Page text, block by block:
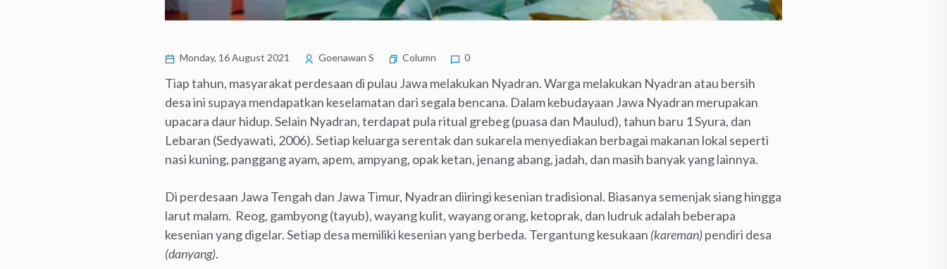
Monday, 16 August 2021 Goenawan S Column 0
Tiap tahun, masyarakat perdesaan di pulau Jawa melakukan Nyadran. Warga melakukan Nyadran atau bersih
desa ini supaya mendapatkan keselamatan dari segala bencana. Dalam kebudayaan Jawa Nyadran merupakan
upacara daur hidup. Selain Nyadran, terdapat pula ritual grebeg (puasa dan Maulud), tahun baru 1 Syura, dan
Lebaran (Sedyawati, 2006). Setiap keluarga serentak dan sukarela menyediakan berbagai makanan lokal seperti
nasi kuning, panggang ayam, apem, ampyang, opak ketan, jenang abang, jadah, dan masih banyak yang lainnya.
Di perdesaan Jawa Tengah dan Jawa Timur, Nyadran diiringi kesenian tradisional. Biasanya semenjak siang hingga
larut malam. Reog, gambyong (tayub), wayang kulit, wayang orang, ketoprak, dan ludruk adalah beberapa
kesenian yang digelar. Setiap desa memiliki kesenian yang berbeda. Tergantung kesukaan (kareman)pendiri desa
(danyang).